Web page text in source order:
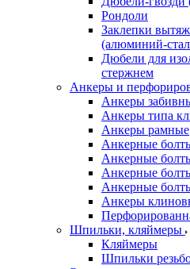
Рондоли
Заклепки
(алюминий-
Дюбели для
стержнем
Анкеры и
Анкеры
Анкеры типа
Анкеры рамные
Анкерные
Анкерные
Анкерные
Анкерные
Анкеры
Шпильки, кляймеры
Кляймеры
Шпильки